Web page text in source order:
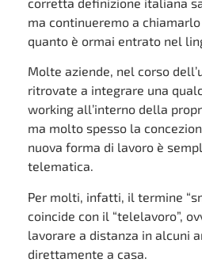
ma continueremo a
quanto è ormai entrato nel
Molte aziende, nel corso
ritrovate a integrare una
working all’interno della
ma molto spesso la
nuova forma di lavoro è
telematica.
Per molti, infatti, il termine
coincide con il “telelavoro”,
lavorare a distanza in alcuni
direttamente a casa.